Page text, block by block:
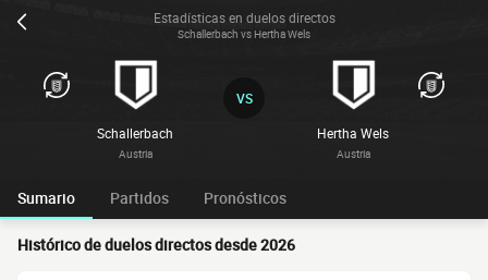
Estadísticas en duelos directos
Schallerbach vs Hertha Wels
Schallerbach
Austria
Hertha Wels
Austria
VS
Sumario Partidos Pronósticos
Histórico de duelos directos desde 2026